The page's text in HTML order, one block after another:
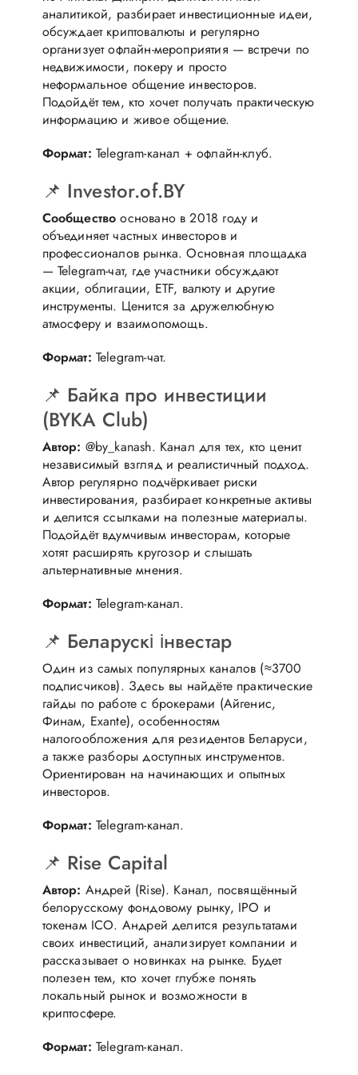
аналитикой, разбирает инвестиционные идеи,
обсуждает криптовалюты и регулярно
организует офлайн-мероприятия — встречи по
недвижимости, покеру и просто
неформальное общение инвесторов.
Подойдёт тем, кто хочет получать практическую
информацию и живое общение.
Формат: Telegram-канал + офлайн-клуб.
📌 Investor.of.BY
Сообщество основано в 2018 году и
объединяет частных инвесторов и
профессионалов рынка. Основная площадка
— Telegram-чат, где участники обсуждают
акции, облигации, ETF, валюту и другие
инструменты. Ценится за дружелюбную
атмосферу и взаимопомощь.
Формат: Telegram-чат.
📌 Байка про инвестиции
(BYKA Club)
Автор: @by_kanash. Канал для тех, кто ценит
независимый взгляд и реалистичный подход.
Автор регулярно подчёркивает риски
инвестирования, разбирает конкретные активы
и делится ссылками на полезные материалы.
Подойдёт вдумчивым инвесторам, которые
хотят расширять кругозор и слышать
альтернативные мнения.
Формат: Telegram-канал.
📌 Беларускі інвестар
Один из самых популярных каналов (≈3700
подписчиков). Здесь вы найдёте практические
гайды по работе с брокерами (Айгенис,
Финам, Exante), особенностям
налогообложения для резидентов Беларуси,
а также разборы доступных инструментов.
Ориентирован на начинающих и опытных
инвесторов.
Формат: Telegram-канал.
📌 Rise Capital
Автор: Андрей (Rise). Канал, посвящённый
белорусскому фондовому рынку, IPO и
токенам ICO. Андрей делится результатами
своих инвестиций, анализирует компании и
рассказывает о новинках на рынке. Будет
полезен тем, кто хочет глубже понять
локальный рынок и возможности в
криптосфере.
Формат: Telegram-канал.